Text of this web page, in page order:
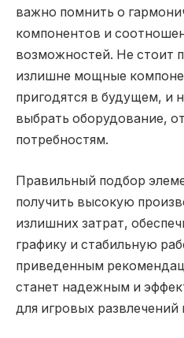
важно помнить о
компонентов и
возможностей. Не стоит
излишне мощные
пригодятся в будущем, и
выбрать оборудование,
потребностям.
Правильный подбор
получить высокую
излишних затрат,
графику и стабильную
приведенным
станет надежным и
для игровых